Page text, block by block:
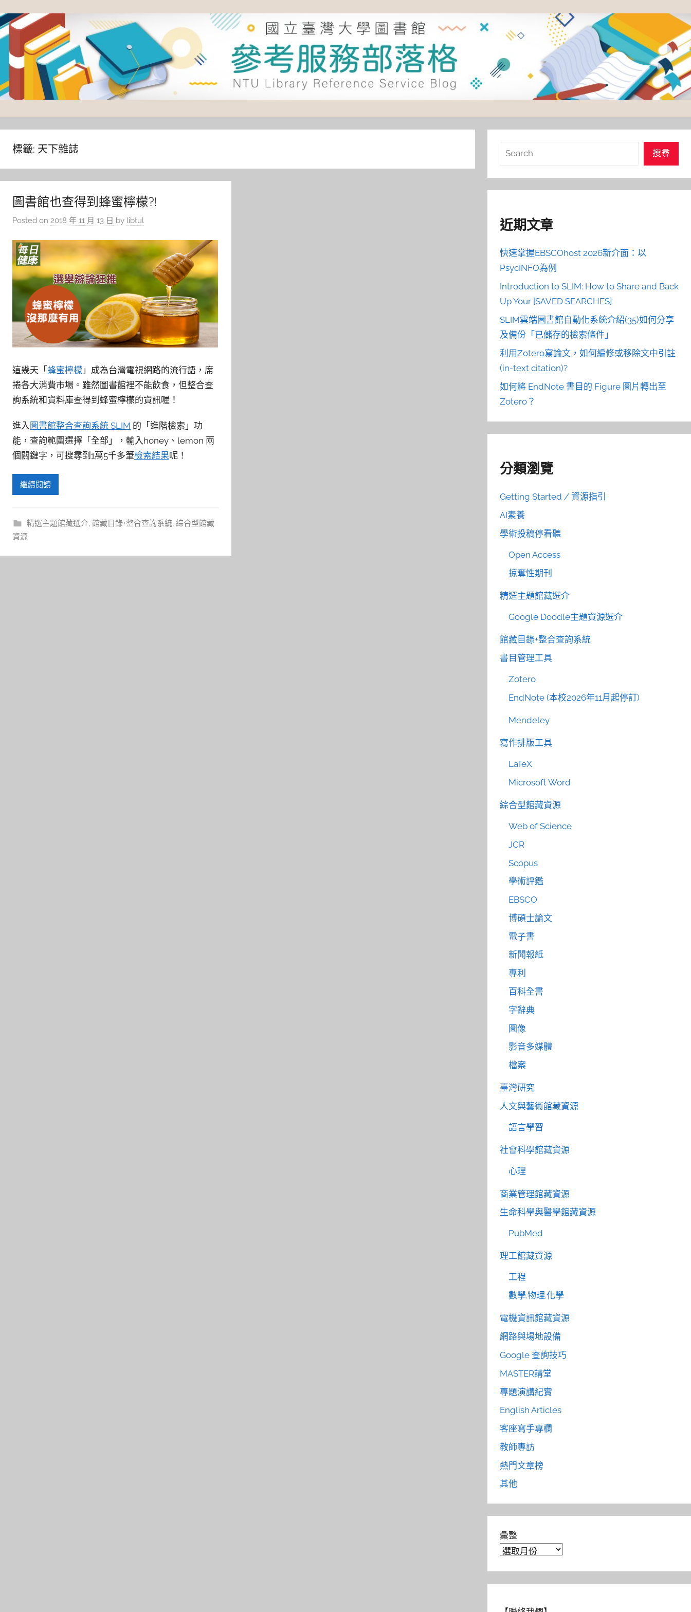
to
content
灣
圖
標籤: 天下雜誌
圖書館也查得到蜂蜜檸檬?!
Posted on 2018 年 11 月 13 日 by libtul
這幾天「蜂蜜檸檬 」成為台灣電視網路的流行語，席
捲各大消費市場。雖然圖書館裡不能飲食，但整合查
詢系統和資料庫查得到蜂蜜檸檬的資訊喔！
進入 圖書館整合查詢系統 SLIM 的「進階檢索」功
能，查詢範圍選擇「全部」，輸入honey、lemon 兩
個關鍵字，可搜尋到1萬5千多筆檢索結果呢！
繼續閱讀
精選主題館藏選介, 館藏目錄+整合查詢系統, 綜合型館藏
資源
搜
搜尋
近期文章
快速掌握EBSCOhost 2026新介面：以
PsycINFO為例
Introduction to SLIM: How to Share and Back
Up Your [SAVED SEARCHES]
SLIM雲端圖書館自動化系統介紹(35)如何分享
及備份「已儲存的檢索條件」
利用Zotero寫論文，如何編修或移除文中引註
(in-text citation)?
如何將 EndNote 書目的 Figure 圖片轉出至
Zotero？
分類瀏覽
Getting Started / 資源指引
AI素養
學術投稿停看聽
Open Access
掠奪性期刊
精選主題館藏選介
Google Doodle主題資源選介
館藏目錄+整合查詢系統
書目管理工具
Zotero
EndNote (本校2026年11月起停訂)
Mendeley
寫作排版工具
LaTeX
Microsoft Word
綜合型館藏資源
Web of Science
JCR
Scopus
學術評鑑
EBSCO
博碩士論文
電子書
新聞報紙
專利
百科全書
字辭典
圖像
影音多媒體
檔案
臺灣研究
人文與藝術館藏資源
語言學習
社會科學館藏資源
心理
商業管理館藏資源
生命科學與醫學館藏資源
PubMed
理工館藏資源
工程
數學.物理.化學
電機資訊館藏資源
網路與場地設備
Google 查詢技巧
MASTER講堂
專題演講紀實
English Articles
客座寫手專欄
教師專訪
熱門文章榜
其他
彙整